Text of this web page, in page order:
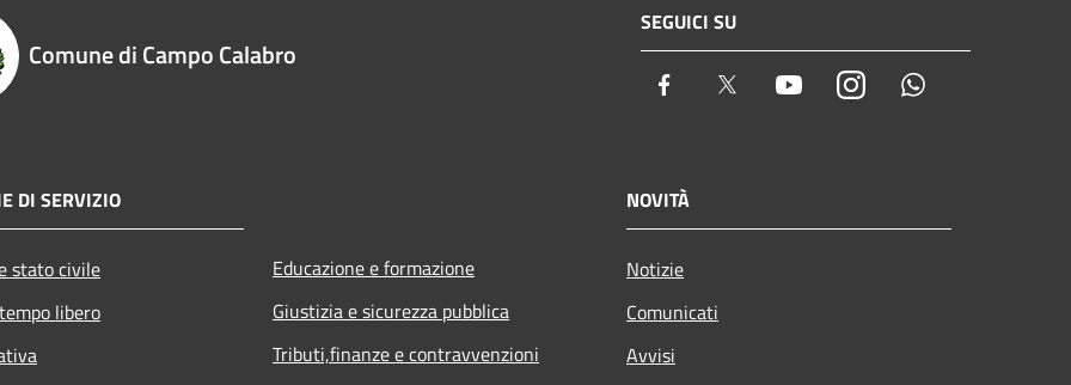
Comune di Campo Calabro
SEGUICI SU
Facebook Twitter YoutubeInstagram
DI SERVIZIO
stato civile
libero
Educazione e formazione
Giustizia e sicurezza pubblica
Tributi,finanze e contravvenzioni
NOVITÀ
Notizie
Comunicati
Avvisi